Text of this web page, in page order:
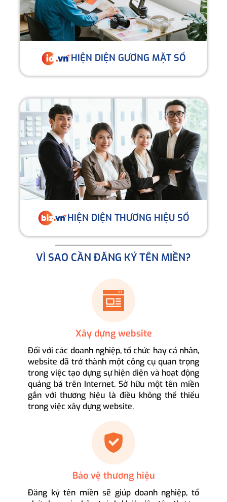
HIỆN DIỆN GƯƠNG MẶT SỐ
HIỆN DIỆN THƯƠNG HIỆU SỐ
VÌ SAO CẦN ĐĂNG KÝ TÊN MIỀN?
Xây dựng website
Đối với các doanh nghiệp, tổ chức hay cá nhân,
website đã trở thành một công cụ quan trọng
trong việc tạo dựng sự hiện diện và hoạt động
quảng bá trên Internet. Sở hữu một tên miền
gắn với thương hiệu là điều không thể thiếu
trong việc xây dựng website.
Bảo vệ thương hiệu
Đăng ký tên miền sẽ giúp doanh nghiệp, tổ